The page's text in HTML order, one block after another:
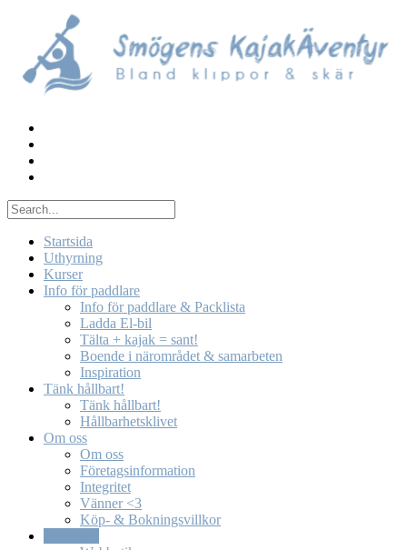
content
Startsida
Uthyrning
Kurser
Info för paddlare
Info för paddlare & Packlista
Ladda El-bil
Tälta + kajak = sant!
Boende i närområdet & samarbeten
Inspiration
Tänk hållbart!
Tänk hållbart!
Hållbarhetsklivet
Om oss
Om oss
Företagsinformation
Integritet
Vänner <3
Köp- & Bokningsvillkor